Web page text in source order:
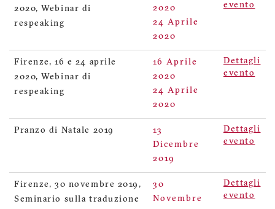
2020, Webinar di
respeaking
2020
24 Aprile
2020
evento
Firenze, 16 e 24 aprile
2020, Webinar di
respeaking
16 Aprile
2020
24 Aprile
2020
Dettagli
evento
Pranzo di Natale 2019
13
Dicembre
2019
Dettagli
evento
Firenze, 30 novembre 2019,
Seminario sulla traduzione
30
Novembre
Dettagli
evento